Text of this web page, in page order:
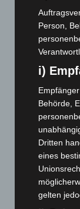
November
Oktober 2023
September
August 2023
Juni 2023(142)
Mai 2023(139)
April 2023(155)
März 2023
Februar 2023
Januar 2023
Dezember 2022
Person,
i)
Behörde,
Dritten
eines
gelten